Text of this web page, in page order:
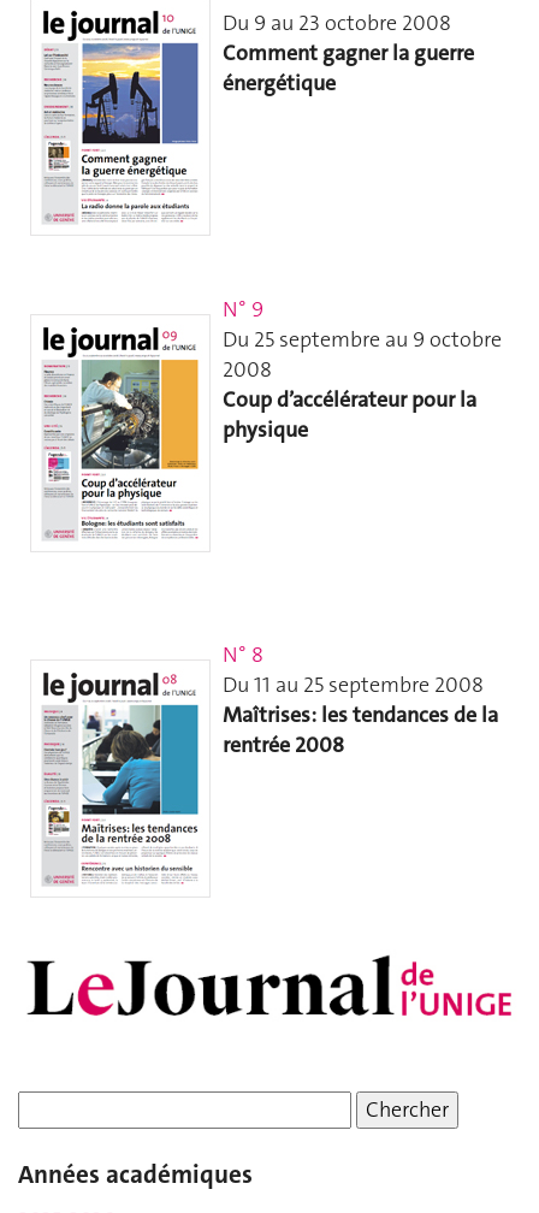
Du 9 au 23 octobre 2008
Comment gagner la guerre
énergétique
N° 9
Du 25 septembre au 9 octobre
2008
Coup d’accélérateur pour la
physique
N° 8
Du 11 au 25 septembre 2008
Maîtrises: les tendances de la
rentrée 2008
Années académiques